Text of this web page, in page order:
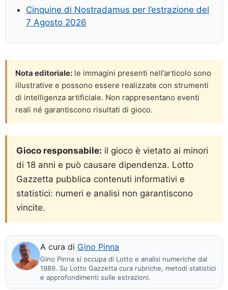
Cinquine di Nostradamus per l’estrazione del
7 Agosto 2026
Nota editoriale: le immagini presenti nell’articolo sono
illustrative e possono essere realizzate con strumenti
di intelligenza artificiale. Non rappresentano eventi
reali né garantiscono risultati di gioco.
Gioco responsabile: il gioco è vietato ai minori
di 18 anni e può causare dipendenza. Lotto
Gazzetta pubblica contenuti informativi e
statistici: numeri e analisi non garantiscono
vincite.
A cura di Gino Pinna
Gino Pinna si occupa di Lotto e analisi numeriche dal
1989. Su Lotto Gazzetta cura rubriche, metodi statistici
e approfondimenti sulle estrazioni.